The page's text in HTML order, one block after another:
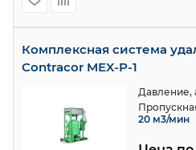
Комплексная система
Contracor MEX-P-1
Давление,
20 м3/мин